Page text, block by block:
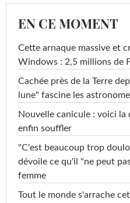
EN CE MOMENT
Cette arnaque massive et
Windows : 2,5 millions de
Cachée près de la Terre
lune" fascine les
Nouvelle canicule : voici la
enfin souffler
"C'est beaucoup trop
dévoile ce qu'il "ne peut
femme
Tout le monde s'arrache